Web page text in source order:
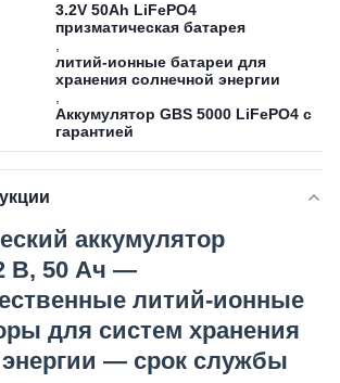
3.2V 50Ah LiFePO4
призматическая батарея
литий-ионные батареи для
хранения солнечной энергии
Аккумулятор GBS 5000 LiFePO4 с
гарантией
аккумулятор
В, 50 Ач —
литий-ионные
для систем хранения
— срок службы